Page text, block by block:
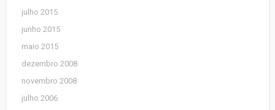
julho 2015
junho 2015
maio 2015
dezembro 2008
novembro 2008
julho 2006